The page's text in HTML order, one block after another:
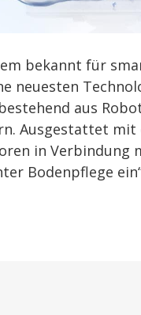
bekannt für
neuesten
aus
Ausgestattet
in Verbindung
Bodenpflege